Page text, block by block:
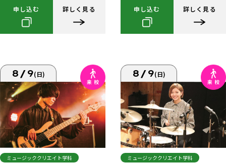
申し込む 詳しく見る 申し込む 詳しく見る
8/9(日)
ミュージッククリエイト学科
8/9(日)
ミュージッククリエイト学科